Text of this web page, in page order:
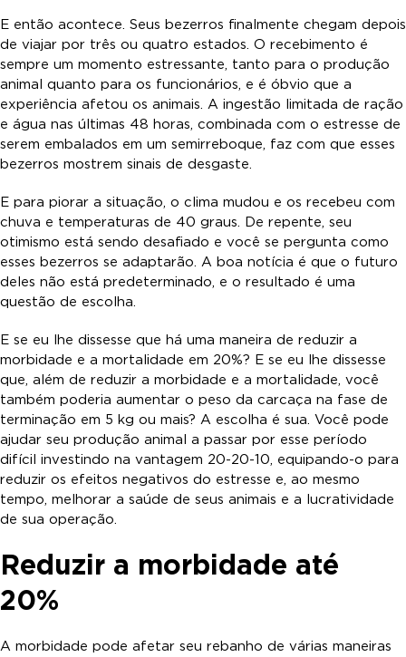
E então acontece. Seus bezerros finalmente chegam depois
de viajar por três ou quatro estados. O recebimento é
sempre um momento estressante, tanto para o produção
animal quanto para os funcionários, e é óbvio que a
experiência afetou os animais. A ingestão limitada de ração
e água nas últimas 48 horas, combinada com o estresse de
serem embalados em um semirreboque, faz com que esses
bezerros mostrem sinais de desgaste.
E para piorar a situação, o clima mudou e os recebeu com
chuva e temperaturas de 40 graus. De repente, seu
otimismo está sendo desafiado e você se pergunta como
esses bezerros se adaptarão. A boa notícia é que o futuro
deles não está predeterminado, e o resultado é uma
questão de escolha.
E se eu lhe dissesse que há uma maneira de reduzir a
morbidade e a mortalidade em 20%? E se eu lhe dissesse
que, além de reduzir a morbidade e a mortalidade, você
também poderia aumentar o peso da carcaça na fase de
terminação em 5 kg ou mais? A escolha é sua. Você pode
ajudar seu produção animal a passar por esse período
difícil investindo na vantagem 20-20-10, equipando-o para
reduzir os efeitos negativos do estresse e, ao mesmo
tempo, melhorar a saúde de seus animais e a lucratividade
de sua operação.
Reduzir a morbidade até
20%
A morbidade pode afetar seu rebanho de várias maneiras